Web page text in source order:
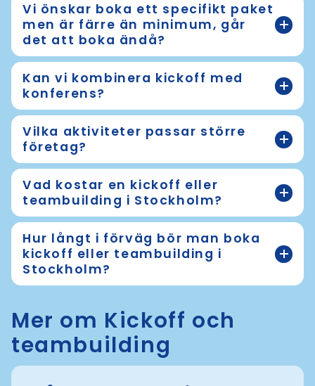
Vi önskar boka ett specifikt paket
men är färre än minimum, går
det att boka ändå?
Kan vi kombinera kickoff med
konferens?
Vilka aktiviteter passar större
företag?
Vad kostar en kickoff eller
teambuilding i Stockholm?
Hur långt i förväg bör man boka
kickoff eller teambuilding i
Stockholm?
Mer om Kickoff och
teambuilding